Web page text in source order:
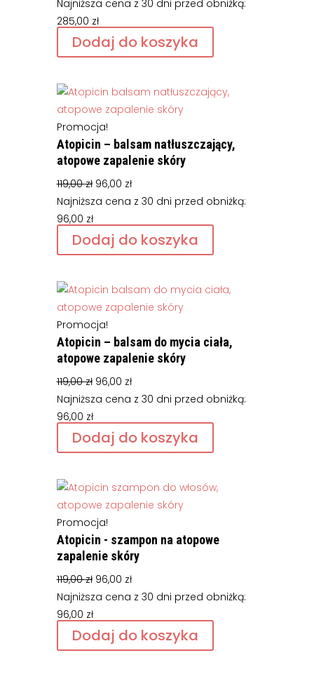
cena
449,00 zł.
cena
285,00 zł.
Najniższa cena z 30 dni przed obniżką:
285,00 zł
Dodaj do koszyka
Promocja!
Atopicin – balsam natłuszczający,
atopowe zapalenie skóry
119,00zł Pierwotna
cena
119,00 zł.
96,00 złAktualna
cena
96,00 zł.
Najniższa cena z 30 dni przed obniżką:
96,00 zł
Dodaj do koszyka
Promocja!
Atopicin – balsam do mycia ciała,
atopowe zapalenie skóry
119,00zł Pierwotna
cena
119,00 zł.
96,00 złAktualna
cena
96,00 zł.
Najniższa cena z 30 dni przed obniżką:
96,00 zł
Dodaj do koszyka
Promocja!
Atopicin - szampon na atopowe
zapalenie skóry
119,00zł Pierwotna
cena
119,00 zł.
96,00 złAktualna
cena
96,00 zł.
Najniższa cena z 30 dni przed obniżką:
96,00 zł
Dodaj do koszyka